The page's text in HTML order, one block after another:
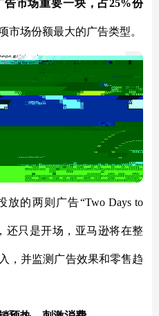
告市场重要一块，占25%份
市场份额最大的广告类型。
放的两则广告“Two Days to
还只是开场，亚马逊将在整
，并监测广告效果和零售趋